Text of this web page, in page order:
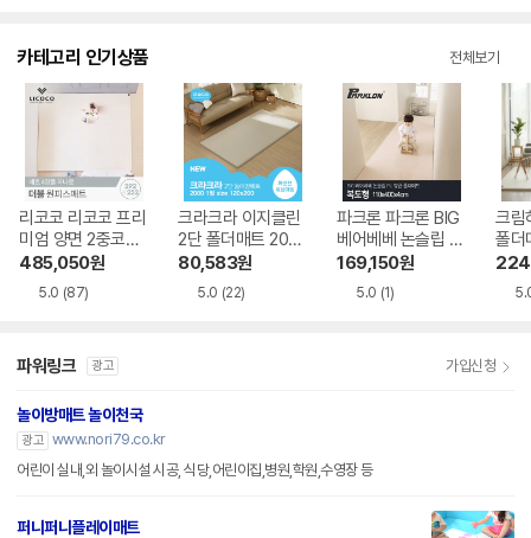
카테고리 인기상품 전체보기
리코코 리코코 프리
미엄 양면 2중코팅
더블 원피스매트 2
485,050원
5.0 (87)
크라크라 이지클린
2단 폴더매트 2000
200x120x4cm
80,583원
5.0 (22)
파크론 파크론 BIG
베어베베 논슬립 P
U 항균 폴더매트 복
169,150원
5.0 (1)
크림
폴더
파워링크 광고 가입신청
놀이방매트 놀이천국
광고
www.nori79.co.kr
어린이 실내,외 놀이시설 시공, 식당,어린이집,병원,학원,수영장 등
퍼니퍼니플레이매트